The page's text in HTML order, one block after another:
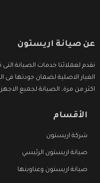
عن صيانة اريستون
نقدم لعملائنا خدمات الصيانة
الغيار الاصلية لضمان جودتها
اكثر من مرة، الصيانة لجميع
الأقسام
شركة اريستون
صيانة اريستون الرئيسي
صيانة اريستون وعناوينها